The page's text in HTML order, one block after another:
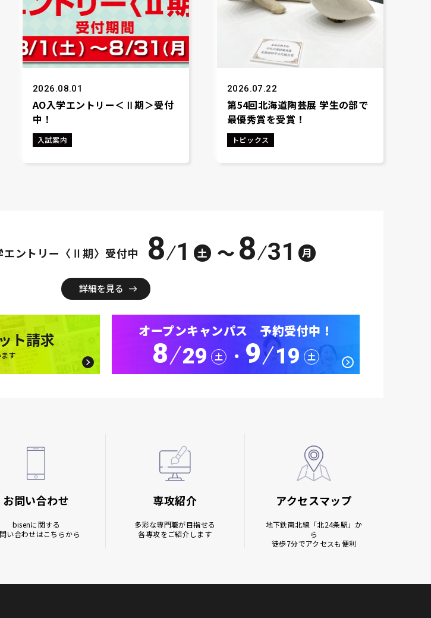
2026.08.01
AO入学エントリー＜Ⅱ期＞受付
中！
入試案内
2026.07.22
第54回北海道陶芸展 学生の部で
最優秀賞を受賞！
トピックス
エントリー〈Ⅱ期〉受付中 8 1 土 ～ 8 31 月
詳細を見る
ト請求
す
オープンキャンパス 予約受付中！
8 29 土 ･ 9 19 土
お問い合わせ
bisenに関する
い合わせはこちらから
専攻紹介
多彩な専門職が目指せる
各専攻をご紹介します
アクセスマップ
地下鉄南北線 「北24条駅」か
ら
徒歩7分でアクセスも便利